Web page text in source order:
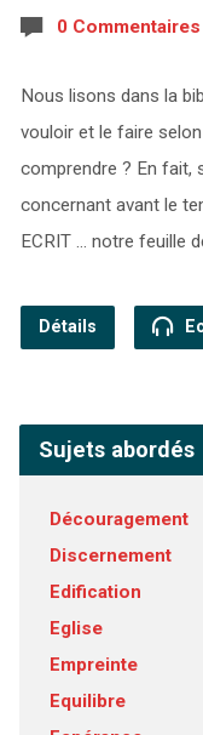
0 Commentaires
Nous lisons dans la
vouloir et le faire
comprendre ? En fait,
concernant avant le
ECRIT … notre feuille
Détails
Sujets abordés
Découragement
Discernement
Edification
Eglise
Empreinte
Equilibre